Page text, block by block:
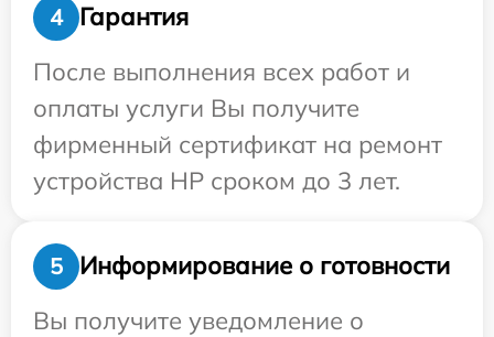
4
Гарантия
После выполнения всех работ и
оплаты услуги Вы получите
фирменный сертификат на ремонт
устройства HP сроком до 3 лет.
5
Информирование о готовности
Вы получите уведомление о